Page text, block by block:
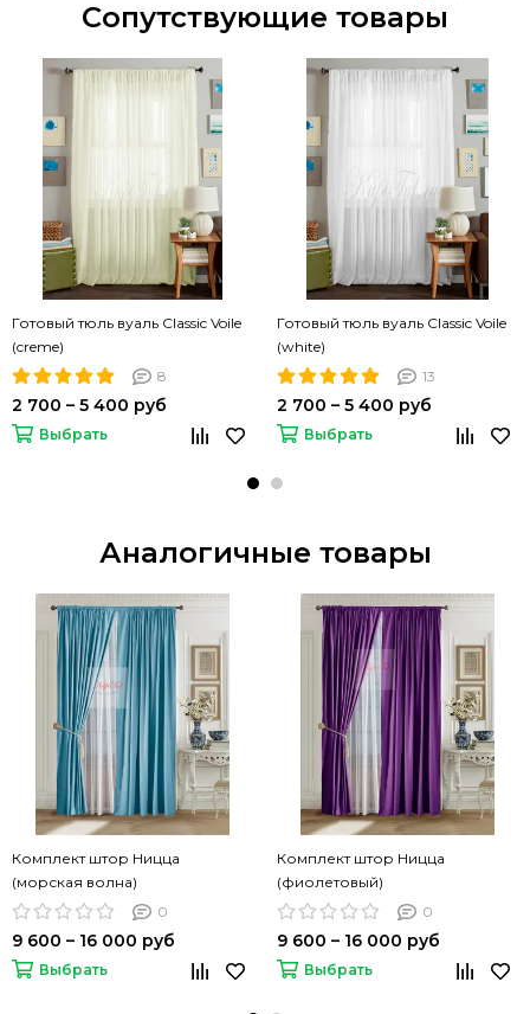
Сопутствующие товары
Готовый тюль вуаль Classic Voile
(creme)
8
2 700 – 5 400 руб
Выбрать
Готовый тюль вуаль Classic Voile
(white)
13
2 700 – 5 400 руб
Выбрать
Аналогичные товары
Комплект штор Ницца
(морская волна)
0
9 600 – 16 000 руб
Выбрать
Комплект штор Ницца
(фиолетовый)
0
9 600 – 16 000 руб
Выбрать